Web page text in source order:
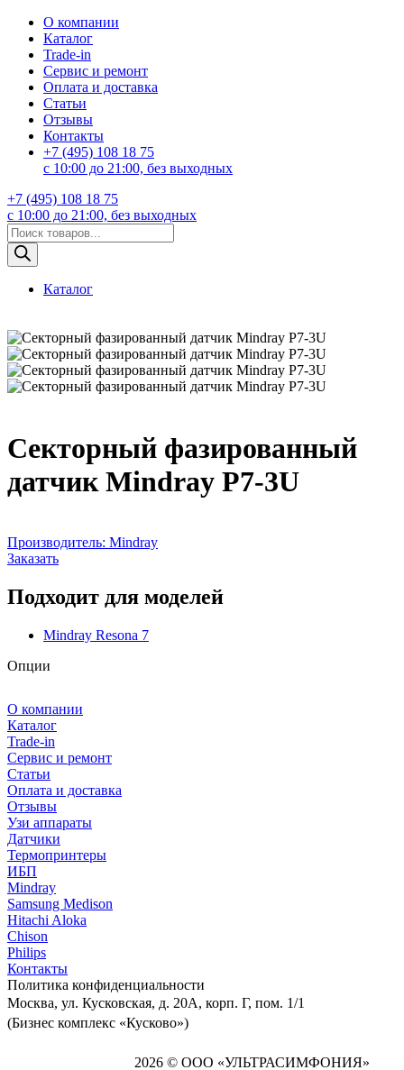
О компании
Каталог
Trade-in
Сервис и ремонт
Оплата и доставка
Статьи
Отзывы
Контакты
+7 (495) 108 18 75
с 10:00 до 21:00, без выходных
+7 (495) 108 18 75
с 10:00 до 21:00, без выходных
Поиск
товаров
Каталог
Секторный фазированный
датчик Mindray P7-3U
Производитель: Mindray
Заказать
Подходит для моделей
Mindray Resona 7
Опции
О компании
Каталог
Trade-in
Сервис и ремонт
Статьи
Оплата и доставка
Отзывы
Узи аппараты
Датчики
Термопринтеры
ИБП
Mindray
Samsung Medison
Hitachi Aloka
Сhison
Philips
Контакты
Политика конфиденциальности
Москва, ул. Кусковская, д. 20А, корп. Г, пом. 1/1
(Бизнес комплекс «Кусково»)
2026 © ООО «УЛЬТРАСИМФОНИЯ»